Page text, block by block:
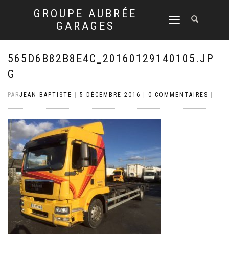
GROUPE AUBRÉE
GARAGES
DÉPLIER
NAVIGATION
565D6B82B8E4C_20160129140105.JP
G
PARJEAN-BAPTISTE 5 DÉCEMBRE 2016 0 COMMENTAIRES